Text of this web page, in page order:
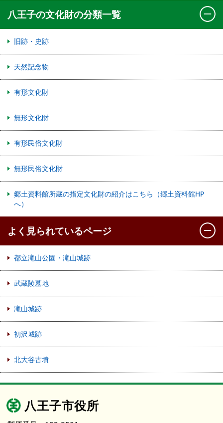
八王子の文化財の分類一覧
旧跡・史跡
天然記念物
有形文化財
無形文化財
有形民俗文化財
無形民俗文化財
郷土資料館所蔵の指定文化財の紹介はこちら（郷土資料館HP
へ）
よく見られているページ
都立滝山公園・滝山城跡
武蔵陵墓地
滝山城跡
初沢城跡
北大谷古墳
八王子市役所